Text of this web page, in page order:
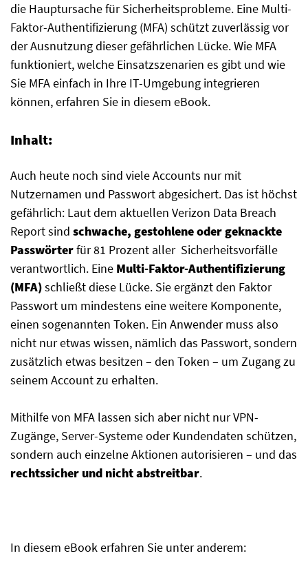
die Hauptursache für Sicherheitsprobleme. Eine Multi-
Faktor-Authentifizierung (MFA) schützt zuverlässig vor
der Ausnutzung dieser gefährlichen Lücke. Wie MFA
funktioniert, welche Einsatzszenarien es gibt und wie
Sie MFA einfach in Ihre IT-Umgebung integrieren
können, erfahren Sie in diesem eBook.
Inhalt:
Auch heute noch sind viele Accounts nur mit
Nutzernamen und Passwort abgesichert. Das ist höchst
gefährlich: Laut dem aktuellen Verizon Data Breach
Report sind schwache, gestohlene oder geknackte
Passwörterfür 81 Prozent aller Sicherheitsvorfälle
verantwortlich. Eine Multi-Faktor-Authentifizierung
(MFA)schließt diese Lücke. Sie ergänzt den Faktor
Passwort um mindestens eine weitere Komponente,
einen sogenannten Token. Ein Anwender muss also
nicht nur etwas wissen, nämlich das Passwort, sondern
zusätzlich etwas besitzen – den Token – um Zugang zu
seinem Account zu erhalten.
Mithilfe von MFA lassen sich aber nicht nur VPN-
Zugänge, Server-Systeme oder Kundendaten schützen,
sondern auch einzelne Aktionen autorisieren – und das
rechtssicher und nicht abstreitbar.
In diesem eBook erfahren Sie unter anderem: